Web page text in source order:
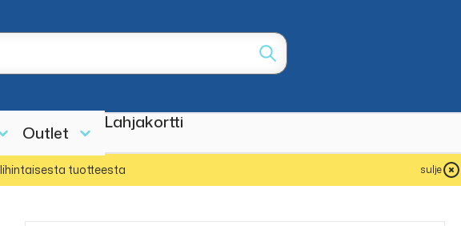
Outlet
Lahjakortti
tuotteesta sulje